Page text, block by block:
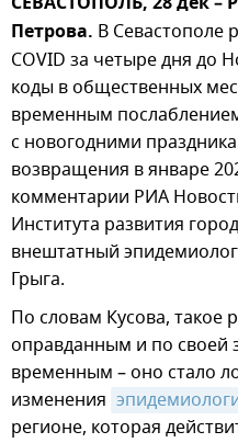
Петрова. В Севастополе
COVID за четыре дня до
коды в общественных
временным
с новогодними
возвращения в январе
комментарии РИА
Института развития
внештатный
Грыга.
По словам Кусова,
оправданным и по своей
временным – оно стало
изменения
регионе, которая